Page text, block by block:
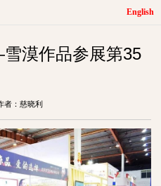
English
漠作品参展第35
者：慈晓利